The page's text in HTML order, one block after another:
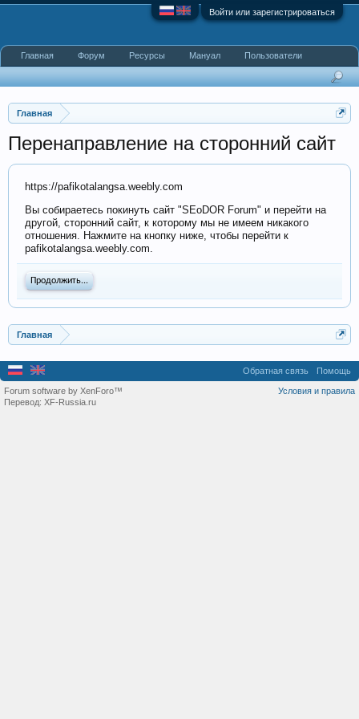
Войти или зарегистрироваться
Главная
Перенаправление на сторонний сайт
https://pafikotalangsa.weebly.com
Вы собираетесь покинуть сайт "SEoDOR Forum" и перейти на
другой, сторонний сайт, к которому мы не имеем никакого
отношения. Нажмите на кнопку ниже, чтобы перейти к
pafikotalangsa.weebly.com.
Продолжить...
Главная
Главная Форум Ресурсы Мануал Пользователи
Обратная связь Помощь
Условия и правила
Forum software by XenForo™
Перевод: XF-Russia.ru